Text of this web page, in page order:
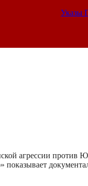
Указы
агрессии
показывает